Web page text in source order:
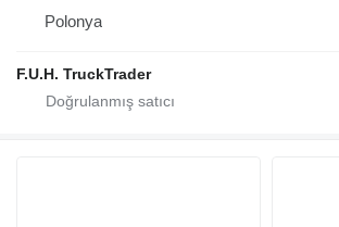
Polonya
F.U.H. TruckTrader